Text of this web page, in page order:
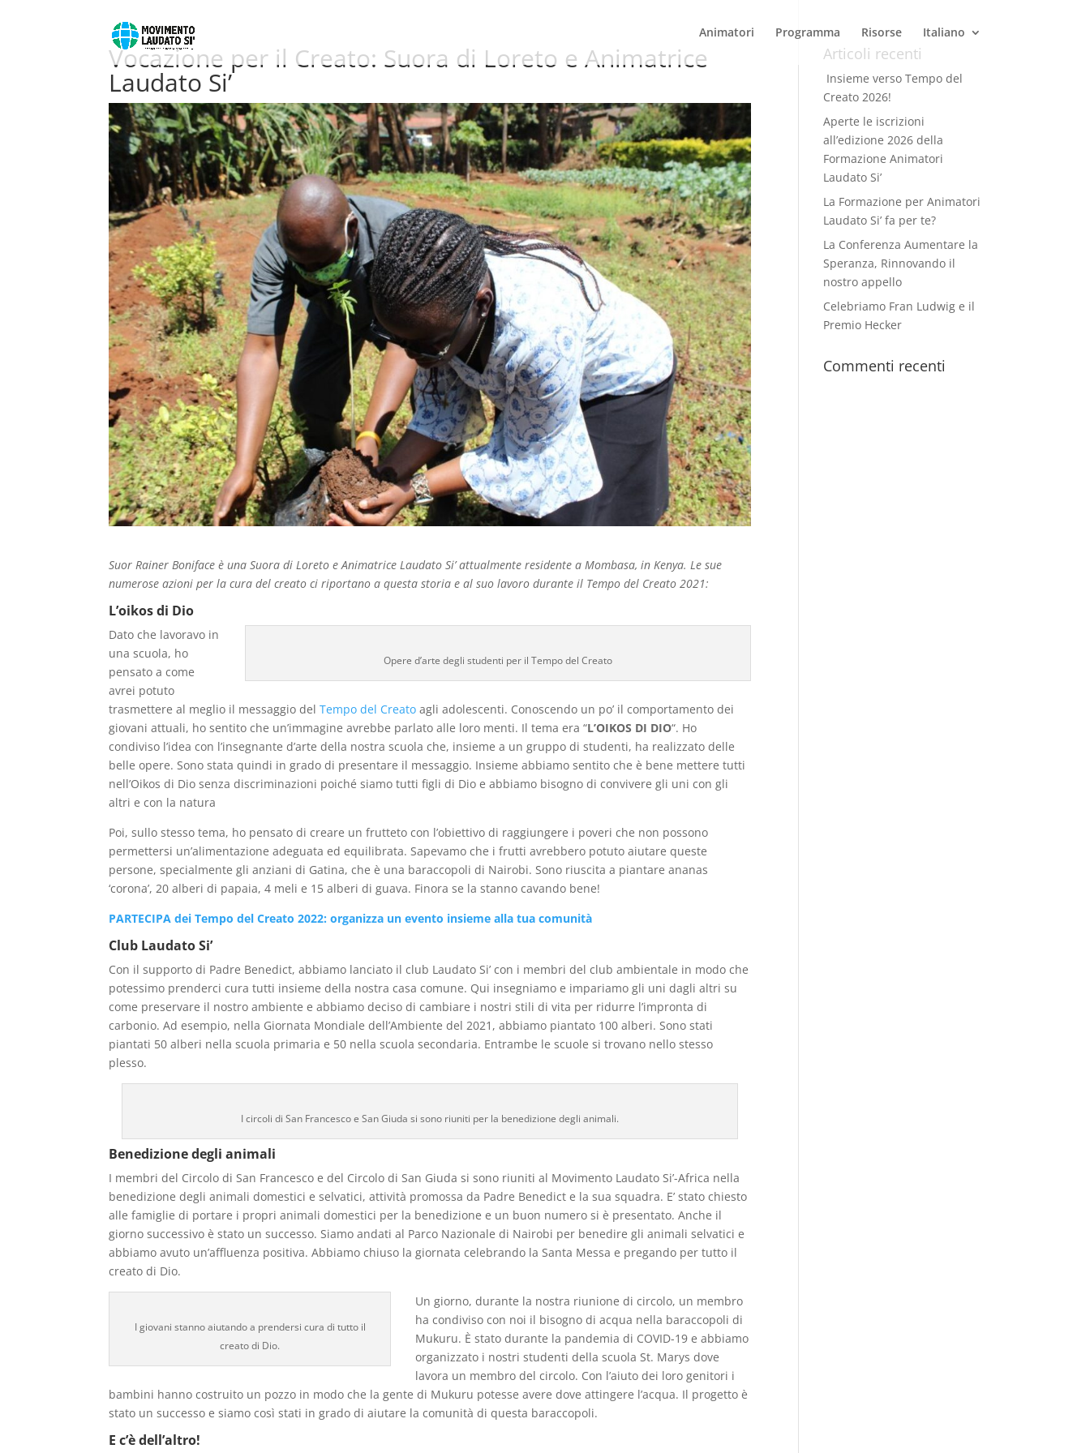
Animatori Programma Risorse Italiano
Vocazione per il Creato: Suora di Loreto e Animatrice
Laudato Si’
Suor Rainer Boniface è una Suora di Loreto e Animatrice Laudato Si’ attualmente residente a Mombasa, in Kenya. Le sue
numerose azioni per la cura del creato ci riportano a questa storia e al suo lavoro durante il Tempo del Creato 2021:
L’oikos di Dio
Opere d’arte degli studenti per il Tempo del Creato
Dato che lavoravo in
una scuola, ho
pensato a come
avrei potuto
trasmettere al meglio il messaggio delTempo del Creatoagli adolescenti. Conoscendo un po’ il comportamento dei
giovani attuali, ho sentito che un’immagine avrebbe parlato alle loro menti. Il tema era “L’OIKOS DI DIO“. Ho
condiviso l’idea con l’insegnante d’arte della nostra scuola che, insieme a un gruppo di studenti, ha realizzato delle
belle opere. Sono stata quindi in grado di presentare il messaggio. Insieme abbiamo sentito che è bene mettere tutti
nell’Oikos di Dio senza discriminazioni poiché siamo tutti figli di Dio e abbiamo bisogno di convivere gli uni con gli
altri e con la natura
Poi, sullo stesso tema, ho pensato di creare un frutteto con l’obiettivo di raggiungere i poveri che non possono
permettersi un’alimentazione adeguata ed equilibrata. Sapevamo che i frutti avrebbero potuto aiutare queste
persone, specialmente gli anziani di Gatina, che è una baraccopoli di Nairobi. Sono riuscita a piantare ananas
‘corona’, 20 alberi di papaia, 4 meli e 15 alberi di guava. Finora se la stanno cavando bene!
PARTECIPA dei Tempo del Creato 2022: organizza un evento insieme alla tua comunità
Club Laudato Si’
Con il supporto di Padre Benedict, abbiamo lanciato il club Laudato Si’ con i membri del club ambientale in modo che
potessimo prenderci cura tutti insieme della nostra casa comune. Qui insegniamo e impariamo gli uni dagli altri su
come preservare il nostro ambiente e abbiamo deciso di cambiare i nostri stili di vita per ridurre l’impronta di
carbonio. Ad esempio, nella Giornata Mondiale dell’Ambiente del 2021, abbiamo piantato 100 alberi. Sono stati
piantati 50 alberi nella scuola primaria e 50 nella scuola secondaria. Entrambe le scuole si trovano nello stesso
plesso.
I circoli di San Francesco e San Giuda si sono riuniti per la benedizione degli animali.
Benedizione degli animali
I membri del Circolo di San Francesco e del Circolo di San Giuda si sono riuniti al Movimento Laudato Si’-Africa nella
benedizione degli animali domestici e selvatici, attività promossa da Padre Benedict e la sua squadra. E’ stato chiesto
alle famiglie di portare i propri animali domestici per la benedizione e un buon numero si è presentato. Anche il
giorno successivo è stato un successo. Siamo andati al Parco Nazionale di Nairobi per benedire gli animali selvatici e
abbiamo avuto un’affluenza positiva. Abbiamo chiuso la giornata celebrando la Santa Messa e pregando per tutto il
creato di Dio.
I giovani stanno aiutando a prendersi cura di tutto il
creato di Dio.
Un giorno, durante la nostra riunione di circolo, un membro
ha condiviso con noi il bisogno di acqua nella baraccopoli di
Mukuru. È stato durante la pandemia di COVID-19 e abbiamo
organizzato i nostri studenti della scuola St. Marys dove
lavora un membro del circolo. Con l’aiuto dei loro genitori i
bambini hanno costruito un pozzo in modo che la gente di Mukuru potesse avere dove attingere l’acqua. Il progetto è
stato un successo e siamo così stati in grado di aiutare la comunità di questa baraccopoli.
E c’è dell’altro!
Articoli recenti
Insieme verso Tempo del
Creato 2026!
Aperte le iscrizioni
all’edizione 2026 della
Formazione Animatori
Laudato Si’
La Formazione per Animatori
Laudato Si’ fa per te?
La Conferenza Aumentare la
Speranza, Rinnovando il
nostro appello
Celebriamo Fran Ludwig e il
Premio Hecker
Commenti recenti